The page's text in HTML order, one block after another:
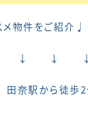
物件をご紹介♩
↓ ↓
奈駅から徒歩2